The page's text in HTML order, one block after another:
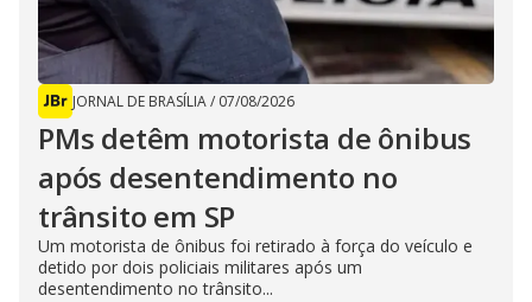
JORNAL DE BRASÍLIA/ 07/08/2026
PMs detêm motorista de ônibus
após desentendimento no
trânsito em SP
Um motorista de ônibus foi retirado à força do veículo e
detido por dois policiais militares após um
desentendimento no trânsito...